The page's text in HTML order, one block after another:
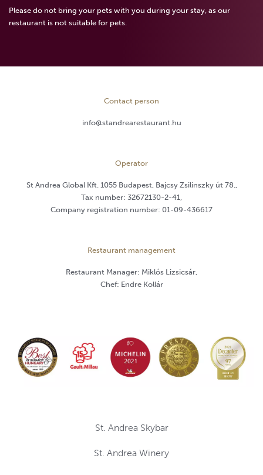
Please do not bring your pets with you during your stay, as our
restaurant is not suitable for pets.
Contact person
info@standrearestaurant.hu
Operator
St Andrea Global Kft. 1055 Budapest, Bajcsy Zsilinszky út 78.,
Tax number: 32672130-2-41,
Company registration number: 01-09-436617
Restaurant management
Restaurant Manager: Miklós Lizsicsár,
Chef: Endre Kollár
St. Andrea Skybar
St. Andrea Winery